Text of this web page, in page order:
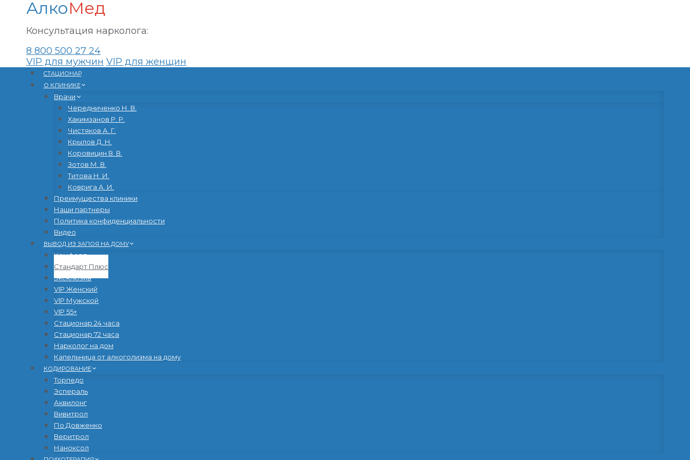
АлкоМед
Консультация нарколога:
8 800 500 27 24
VIP для мужчин VIP для женщин
Перейти
содержанию
CТАЦИОНАР
О КЛИНИКЕ
Врачи
Чередниченко Н. В.
Хакимзанов Р. Р.
Чистяков А. Г.
Крылов Д. Н.
Коровицин В. В.
Зотов М. В.
Титова Н. И.
Коврига А. И.
Преимущества клиники
Наши партнеры
Политика конфиденциальности
Видео
ВЫВОД ИЗ ЗАПОЯ НА ДОМУ
Комфорт
Стандарт Плюс
Эксклюзив
VIP Женский
VIP Мужской
VIP 55+
Стационар 24 часа
Стационар 72 часа
Нарколог на дом
Капельница от алкоголизма на дому
КОДИРОВАНИЕ
Торпедо
Эспераль
Аквилонг
Вивитрол
По Довженко
Веритрол
Наноксол